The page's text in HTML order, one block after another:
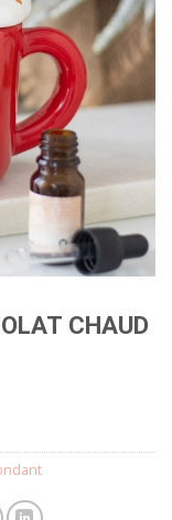
CHAUD